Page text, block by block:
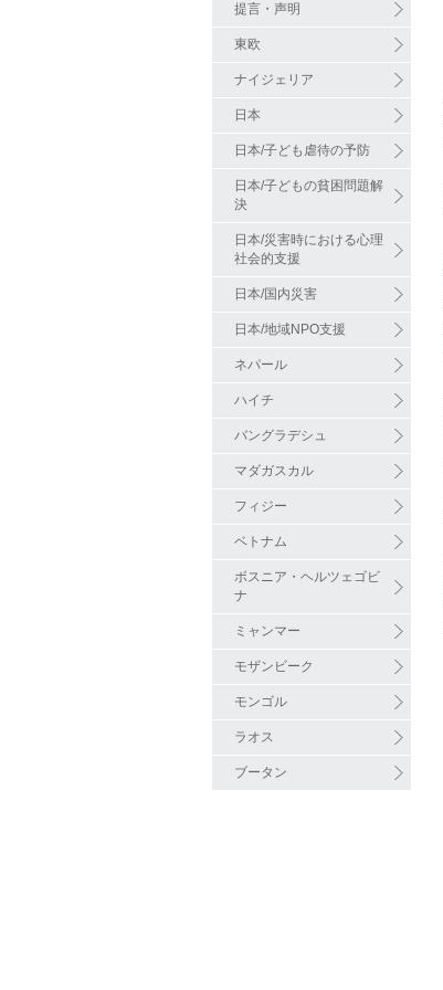
提言・声明
東欧
ナイジェリア
日本
日本/子ども虐待の予防
日本/子どもの貧困問題解
決
日本/災害時における心理
社会的支援
日本/国内災害
日本/地域NPO支援
ネパール
ハイチ
バングラデシュ
マダガスカル
フィジー
ベトナム
ボスニア・ヘルツェゴビ
ナ
ミャンマー
モザンビーク
モンゴル
ラオス
ブータン